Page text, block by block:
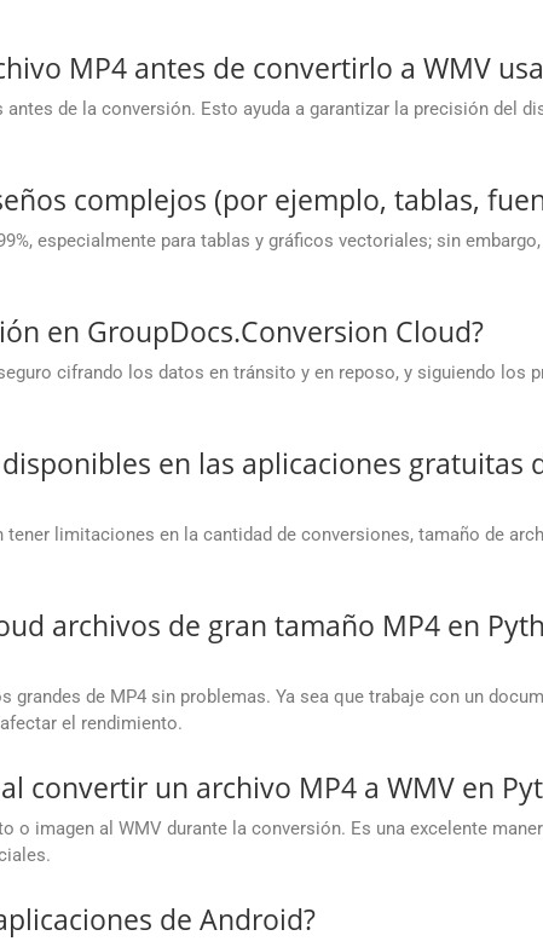
MP4 antes de convertirlo a WMV
de la conversión. Esto ayuda a garantizar la precisión del
complejos (por ejemplo, tablas,
especialmente para tablas y gráficos vectoriales; sin
en GroupDocs.Conversion Cloud?
cifrando los datos en tránsito y en reposo, y siguiendo los
en las aplicaciones gratuitas
limitaciones en la cantidad de conversiones, tamaño de
archivos de gran tamaño MP4 en
de MP4 sin problemas. Ya sea que trabaje con un
el rendimiento.
convertir un archivo MP4 a WMV en
o imagen al WMV durante la conversión. Es una excelente
de Android?